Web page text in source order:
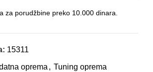
za porudžbine preko 10.000 dinara.
15311
oprema , Tuning oprema